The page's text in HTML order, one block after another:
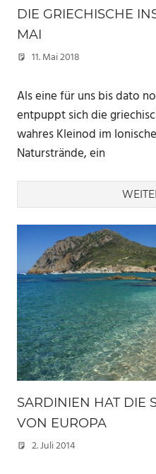
DIE GRIECHISCHE
MAI
11. Mai 2018
Als eine für uns bis dato
entpuppt sich die
wahres Kleinod im
Naturstrände, ein
SARDINIEN HAT DIE
VON EUROPA
2. Juli 2014